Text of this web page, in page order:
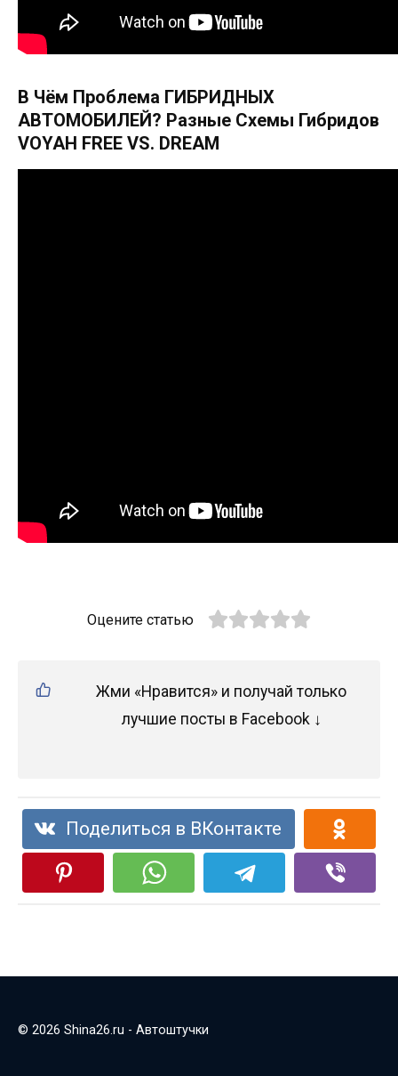
В Чём Проблема ГИБРИДНЫХ
АВТОМОБИЛЕЙ? Разные Схемы Гибридов
VOYAH FREE VS. DREAM
Оцените статью
Жми «Нравится» и получай только
лучшие посты в Facebook ↓
Поделиться в ВКонтакте
© 2026 Shina26.ru - Автоштучки